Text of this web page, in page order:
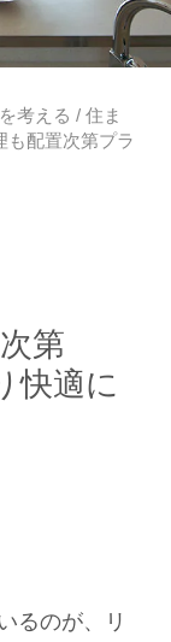
考える / 住ま
も配置次第プラ
第
快適に
るのが、リ